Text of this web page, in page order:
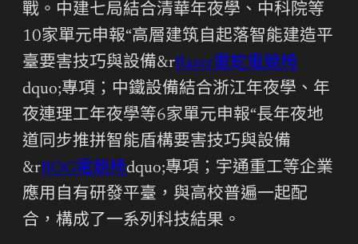
戰。中建七局結合清華年夜學、中科院等
10家單元申報“高層建筑自起落智能建造平
臺要害技巧與設備&rRazer雷蛇電競椅
dquo;專項；中鐵設備結合浙江年夜學、年
夜連理工年夜學等6家單元申報“長年夜地
道同步推拼智能盾構要害技巧與設備
&rROG電競椅dquo;專項；宇通重工等企業
應用自有研發平臺，與高校普遍一起配
合，構成了一系列科技結果。